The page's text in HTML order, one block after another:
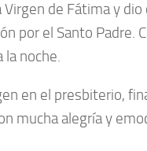
de Fátima y
por el Santo
la noche.
en el presbiterio,
mucha alegría y